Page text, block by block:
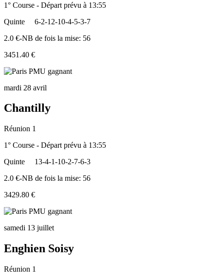
1° Course - Départ prévu à 13:55
Quinte
6-2-12-10-4-5-3-7
2.0 €-NB de fois la mise: 56
3451.40 €
mardi 28 avril
Chantilly
Réunion 1
1° Course - Départ prévu à 13:55
Quinte
13-4-1-10-2-7-6-3
2.0 €-NB de fois la mise: 56
3429.80 €
samedi 13 juillet
Enghien Soisy
Réunion 1